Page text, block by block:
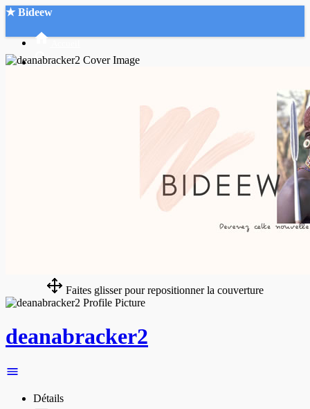
★ Bideew
Faites glisser pour repositionner la couverture
deanabracker2
Détails